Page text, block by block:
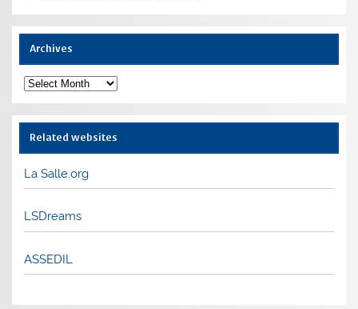
Archives
Archives
Related websites
La Salle.org
LSDreams
ASSEDIL